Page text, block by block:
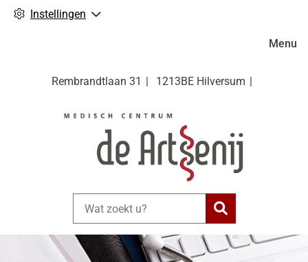
Instellingen
Rembrandtlaan 31 1213BE Hilversum
Zoeken
Menu